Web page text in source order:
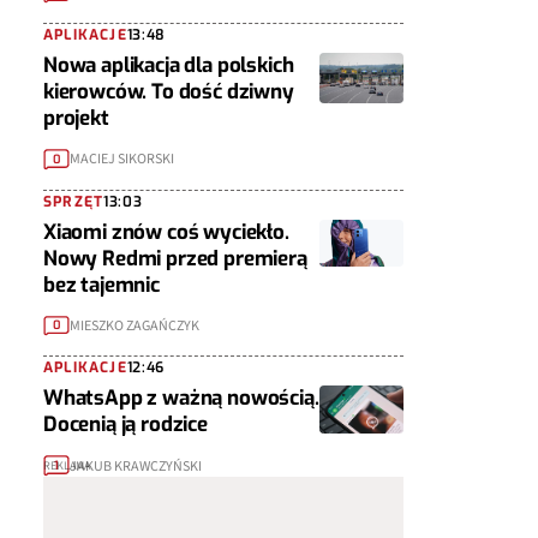
APLIKACJE13:48
Nowa aplikacja dla polskich
kierowców. To dość dziwny
projekt
0 MACIEJ SIKORSKI
SPRZĘT13:03
Xiaomi znów coś wyciekło.
Nowy Redmi przed premierą
bez tajemnic
0 MIESZKO ZAGAŃCZYK
APLIKACJE12:46
WhatsApp z ważną nowością.
Docenią ją rodzice
1 JAKUB KRAWCZYŃSKI